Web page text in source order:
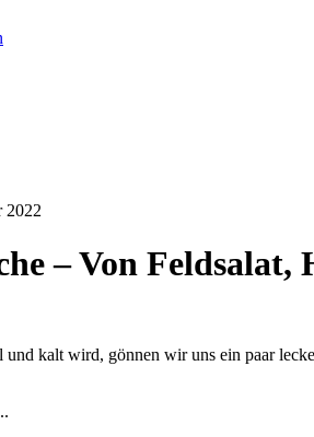
2022
– Von Feldsalat,
und kalt wird, gönnen wir uns ein paar